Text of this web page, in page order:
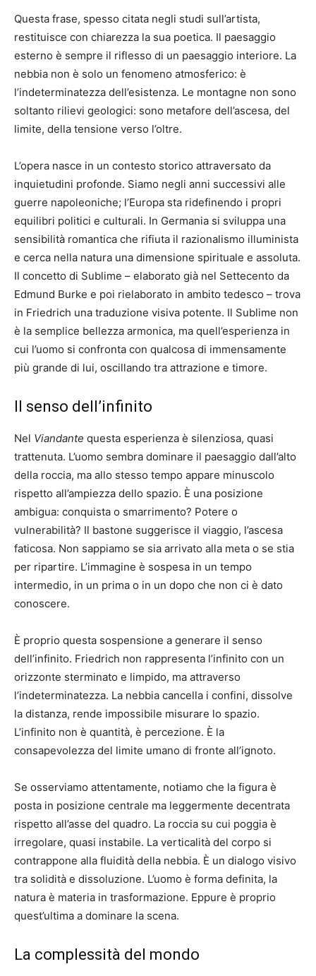
Questa frase, spesso citata negli studi sull’artista,
restituisce con chiarezza la sua poetica. Il paesaggio
esterno è sempre il riflesso di un paesaggio interiore. La
nebbia non è solo un fenomeno atmosferico: è
l’indeterminatezza dell’esistenza. Le montagne non sono
soltanto rilievi geologici: sono metafore dell’ascesa, del
limite, della tensione verso l’oltre.
L’opera nasce in un contesto storico attraversato da
inquietudini profonde. Siamo negli anni successivi alle
guerre napoleoniche; l’Europa sta ridefinendo i propri
equilibri politici e culturali. In Germania si sviluppa una
sensibilità romantica che rifiuta il razionalismo illuminista
e cerca nella natura una dimensione spirituale e assoluta.
Il concetto di Sublime – elaborato già nel Settecento da
Edmund Burke e poi rielaborato in ambito tedesco – trova
in Friedrich una traduzione visiva potente. Il Sublime non
è la semplice bellezza armonica, ma quell’esperienza in
cui l’uomo si confronta con qualcosa di immensamente
più grande di lui, oscillando tra attrazione e timore.
Il senso dell’infinito
Nel Viandante questa esperienza è silenziosa, quasi
trattenuta. L’uomo sembra dominare il paesaggio dall’alto
della roccia, ma allo stesso tempo appare minuscolo
rispetto all’ampiezza dello spazio. È una posizione
ambigua: conquista o smarrimento? Potere o
vulnerabilità? Il bastone suggerisce il viaggio, l’ascesa
faticosa. Non sappiamo se sia arrivato alla meta o se stia
per ripartire. L’immagine è sospesa in un tempo
intermedio, in un prima o in un dopo che non ci è dato
conoscere.
È proprio questa sospensione a generare il senso
dell’infinito. Friedrich non rappresenta l’infinito con un
orizzonte sterminato e limpido, ma attraverso
l’indeterminatezza. La nebbia cancella i confini, dissolve
la distanza, rende impossibile misurare lo spazio.
L’infinito non è quantità, è percezione. È la
consapevolezza del limite umano di fronte all’ignoto.
Se osserviamo attentamente, notiamo che la figura è
posta in posizione centrale ma leggermente decentrata
rispetto all’asse del quadro. La roccia su cui poggia è
irregolare, quasi instabile. La verticalità del corpo si
contrappone alla fluidità della nebbia. È un dialogo visivo
tra solidità e dissoluzione. L’uomo è forma definita, la
natura è materia in trasformazione. Eppure è proprio
quest’ultima a dominare la scena.
La complessità del mondo